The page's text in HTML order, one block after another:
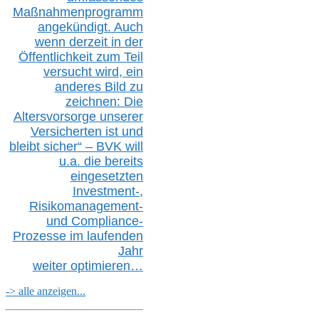
Maßnahmenprogramm
angekündigt. Auch
wenn derzeit in der
Öffentlichkeit zum Teil
versucht wird, ein
anderes Bild zu
zeichnen: Die
Altersvorsorge unserer
Versicherten ist und
bleibt sicher“ – BVK will
u.a. die bereits
eingesetzten
Investment-,
Risikomanagement-
und Compliance-
Prozesse im laufenden
Jahr
weiter optimieren…
-> alle anzeigen...